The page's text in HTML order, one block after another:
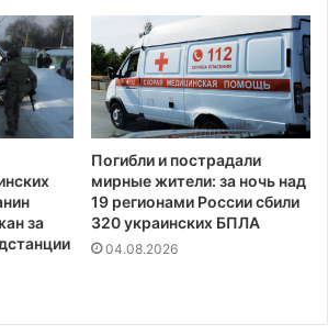
за
Погибли и пострадали
мирные жители: за ночь над
19 регионами России сбили
320 украинских БПЛА
04.08.2026